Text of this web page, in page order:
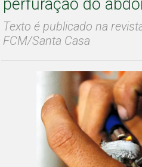
perfuração do
Texto é publicado na
FCM/Santa Casa